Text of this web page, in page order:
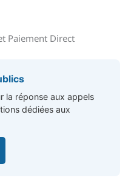
Paiement Direct
la réponse aux appels
dédiées aux